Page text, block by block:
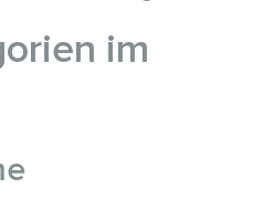
im